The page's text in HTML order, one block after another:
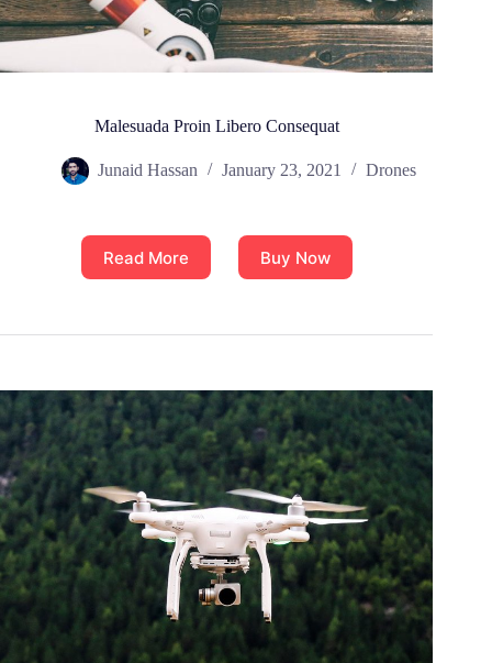
Malesuada Proin Libero Consequat
Junaid Hassan January 23, 2021 Drones
Read More Buy Now